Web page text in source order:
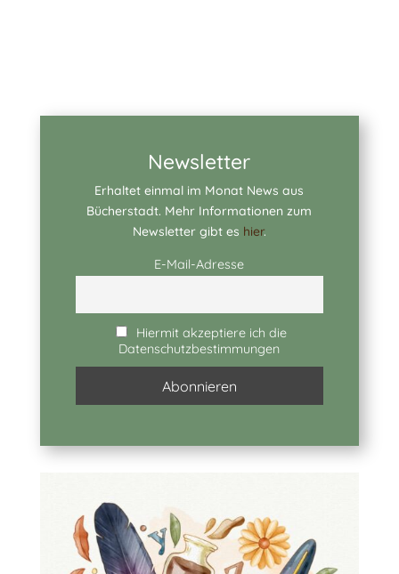
Newsletter
Erhaltet einmal im Monat News aus
Bücherstadt. Mehr Informationen zum
Newsletter gibt es hier.
E-Mail-Adresse
Hiermit akzeptiere ich die
Datenschutzbestimmungen